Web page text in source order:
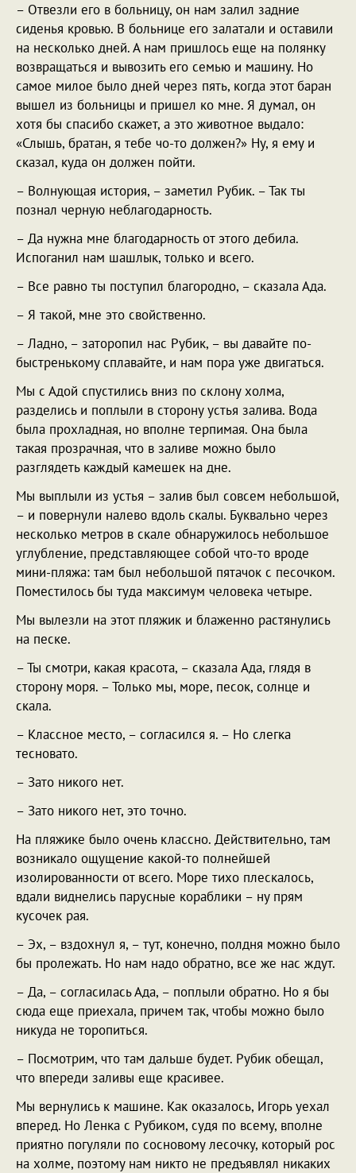
– Отвезли его в больницу, он нам залил задние
сиденья кровью. В больнице его залатали и оставили
на несколько дней. А нам пришлось еще на полянку
возвращаться и вывозить его семью и машину. Но
самое милое было дней через пять, когда этот баран
вышел из больницы и пришел ко мне. Я думал, он
хотя бы спасибо скажет, а это животное выдало:
«Слышь, братан, я тебе чо-то должен?» Ну, я ему и
сказал, куда он должен пойти.
– Волнующая история, – заметил Рубик. – Так ты
познал черную неблагодарность.
– Да нужна мне благодарность от этого дебила.
Испоганил нам шашлык, только и всего.
– Все равно ты поступил благородно, – сказала Ада.
– Я такой, мне это свойственно.
– Ладно, – заторопил нас Рубик, – вы давайте по-
быстренькому сплавайте, и нам пора уже двигаться.
Мы с Адой спустились вниз по склону холма,
разделись и поплыли в сторону устья залива. Вода
была прохладная, но вполне терпимая. Она была
такая прозрачная, что в заливе можно было
разглядеть каждый камешек на дне.
Мы выплыли из устья – залив был совсем небольшой,
– и повернули налево вдоль скалы. Буквально через
несколько метров в скале обнаружилось небольшое
углубление, представляющее собой что-то вроде
мини-пляжа: там был небольшой пятачок с песочком.
Поместилось бы туда максимум человека четыре.
Мы вылезли на этот пляжик и блаженно растянулись
на песке.
– Ты смотри, какая красота, – сказала Ада, глядя в
сторону моря. – Только мы, море, песок, солнце и
скала.
– Классное место, – согласился я. – Но слегка
тесновато.
– Зато никого нет.
– Зато никого нет, это точно.
На пляжике было очень классно. Действительно, там
возникало ощущение какой-то полнейшей
изолированности от всего. Море тихо плескалось,
вдали виднелись парусные кораблики – ну прям
кусочек рая.
– Эх, – вздохнул я, – тут, конечно, полдня можно было
бы пролежать. Но нам надо обратно, все же нас ждут.
– Да, – согласилась Ада, – поплыли обратно. Но я бы
сюда еще приехала, причем так, чтобы можно было
никуда не торопиться.
– Посмотрим, что там дальше будет. Рубик обещал,
что впереди заливы еще красивее.
Мы вернулись к машине. Как оказалось, Игорь уехал
вперед. Но Ленка с Рубиком, судя по всему, вполне
приятно погуляли по сосновому лесочку, который рос
на холме, поэтому нам никто не предъявлял никаких